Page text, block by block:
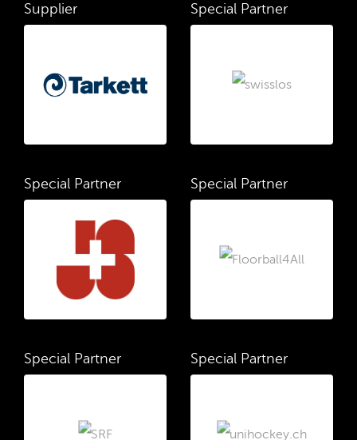
Supplier Special Partner
Special Partner Special Partner
Special Partner Special Partner